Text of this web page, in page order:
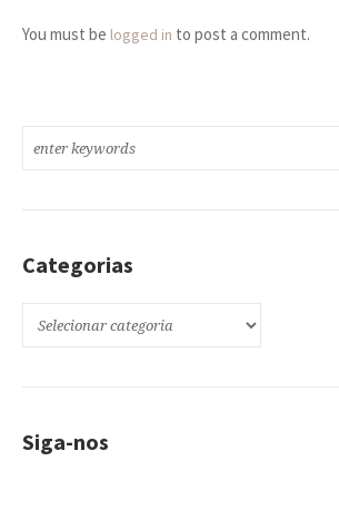
You must be logged in to post a comment.
Categorias
Categorias
Siga-nos